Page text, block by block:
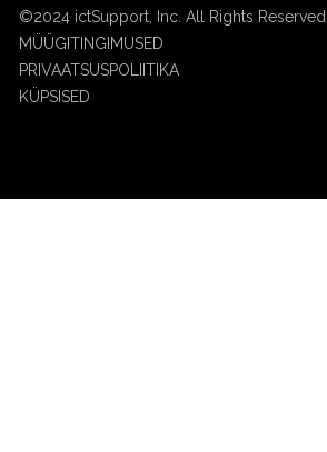
©2024 ictSupport, Inc. All Rights Reserved
MÜÜGITINGIMUSED
PRIVAATSUSPOLIITIKA
KÜPSISED